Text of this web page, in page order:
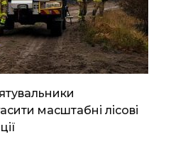
масштабні лісові